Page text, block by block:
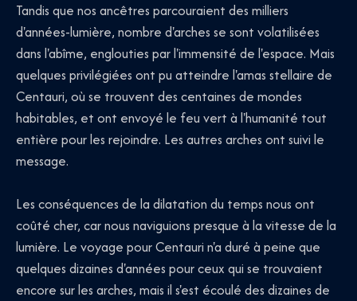
Tandis que nos ancêtres parcouraient des milliers
d'années-lumière, nombre d'arches se sont volatilisées
dans l'abîme, englouties par l'immensité de l'espace. Mais
quelques privilégiées ont pu atteindre l'amas stellaire de
Centauri, où se trouvent des centaines de mondes
habitables, et ont envoyé le feu vert à l'humanité tout
entière pour les rejoindre. Les autres arches ont suivi le
message.
Les conséquences de la dilatation du temps nous ont
coûté cher, car nous naviguions presque à la vitesse de la
lumière. Le voyage pour Centauri n'a duré à peine que
quelques dizaines d'années pour ceux qui se trouvaient
encore sur les arches, mais il s'est écoulé des dizaines de